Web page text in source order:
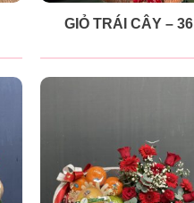
GIỎ TRÁI CÂY – 36